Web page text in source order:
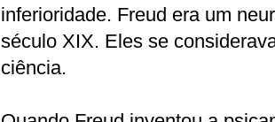
inferioridade. Freud era um
século XIX. Eles se
ciência.